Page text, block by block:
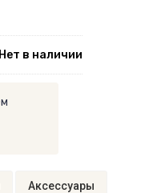
Нет в наличии
Аксессуары